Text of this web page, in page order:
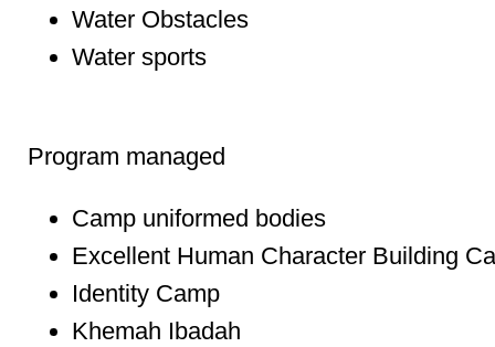
Water Obstacles
Water sports
Program managed
Camp uniformed bodies
Excellent Human Character Building
Identity Camp
Khemah Ibadah